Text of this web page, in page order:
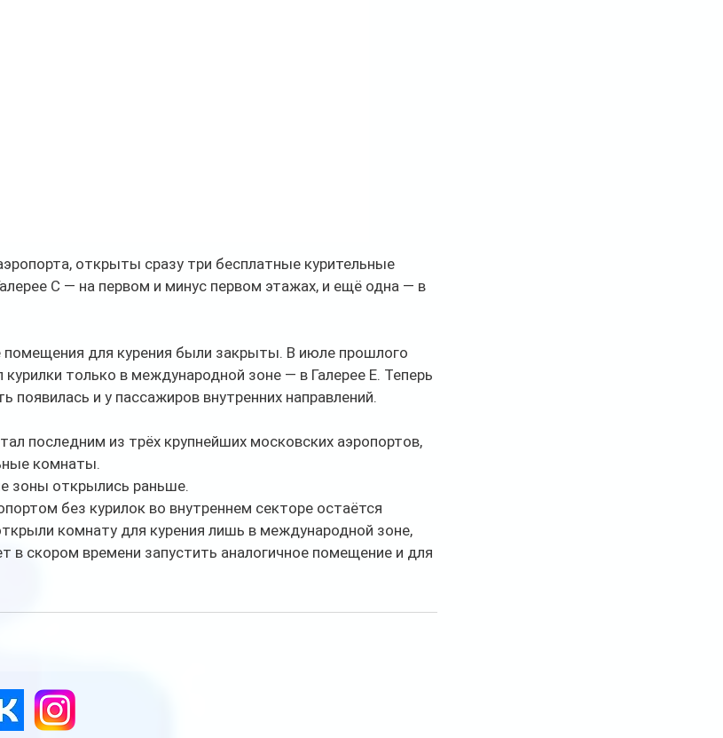
открыты сразу три бесплатные курительные
С — на первом и минус первом этажах, и ещё одна — в
помещения для курения были закрыты. В июле прошлого
только в международной зоне — в Галерее Е. Теперь
появилась и у пассажиров внутренних направлений.
последним из трёх крупнейших московских аэропортов,
комнаты.
зоны открылись раньше.
без курилок во внутреннем секторе остаётся
комнату для курения лишь в международной зоне,
в скором времени запустить аналогичное помещение и для